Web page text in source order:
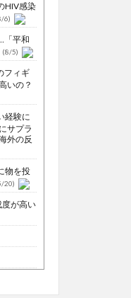
HIV感染
6)
「平和
(8/5)
フィギ
いの？
経験に
サプラ
外の反
物を投
20)
が高い